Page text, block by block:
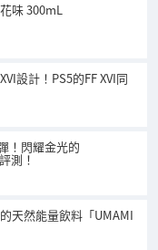
味 300mL
設計！PS5的FF XVI同
！閃耀金光的
測！
天然能量飲料「UMAMI